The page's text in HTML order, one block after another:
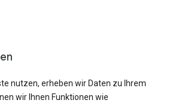
nutzen, erheben wir Daten zu Ihrem
wir Ihnen Funktionen wie